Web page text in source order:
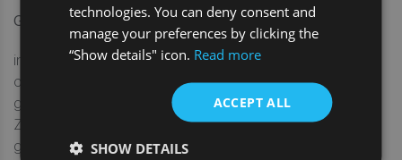
Geistiges Eigentum
in jeglicher Form oder durch irgendwelche Mittel verteilt
oder übermittelt oder zur Erstellung abgeleiteter Werke
genutzt werden, ohne die vorherige schriftliche
Zustimmung von Pro noch dürfen sie in sonstiger Weise
ganz oder teilweise verwertet werden. Der Klarheit
technologies. You can deny consent and
manage your preferences by clicking the
“Show details" icon. Read more
ACCEPT ALL
SHOW DETAILS